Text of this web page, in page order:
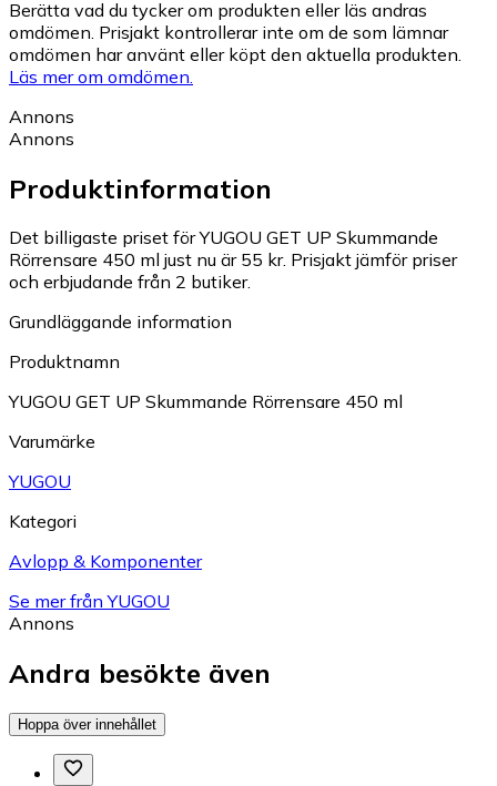
Berätta vad du tycker om produkten eller läs andras
omdömen. Prisjakt kontrollerar inte om de som lämnar
omdömen har använt eller köpt den aktuella produkten.
Läs mer om omdömen.
Annons
Annons
Produktinformation
Det billigaste priset för YUGOU GET UP Skummande
Rörrensare 450 ml just nu är 55 kr. Prisjakt jämför priser
och erbjudande från 2 butiker.
Grundläggande information
Produktnamn
YUGOU GET UP Skummande Rörrensare 450 ml
Varumärke
YUGOU
Kategori
Avlopp & Komponenter
Se mer från YUGOU
Annons
Andra besökte även
Hoppa över innehållet